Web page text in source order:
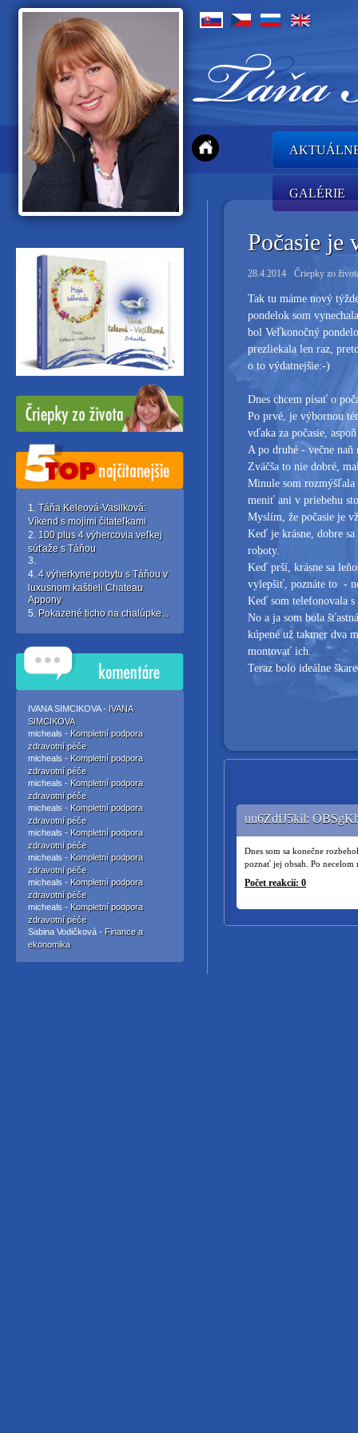
GALÉRIE
Táňa Keleová-Vasilková:
Víkend s mojimi čitateľkami
100 plus 4 výhercovia veľkej
súťaže s Táňou
4 výherkyne pobytu s Táňou v
luxusnom kaštieli Chateau
Appony
Pokazené ticho na chalúpke...
IVANA SIMCIKOVA - IVANA
SIMCIKOVA
micheals - Kompletní podpora
zdravotní péče
micheals - Kompletní podpora
zdravotní péče
micheals - Kompletní podpora
zdravotní péče
micheals - Kompletní podpora
zdravotní péče
micheals - Kompletní podpora
zdravotní péče
micheals - Kompletní podpora
zdravotní péče
micheals - Kompletní podpora
zdravotní péče
micheals - Kompletní podpora
zdravotní péče
Sabina Vodičková - Finance a
ekonomika
Počasie je
28.4.2014 Čriepky zo
Tak tu máme nový
pondelok som
bol Veľkonočný
prezliekala len raz,
o to výdatnejšie:-)
Dnes chcem písať o
Po prvé, je výbornou
vďaka za počasie,
A po druhé - večne
Zväčša to nie dobré,
Minule som rozmýšľala
meniť ani v priebehu
Myslím, že počasie je
Keď je krásne, dobre sa
roboty.
Keď prší, krásne sa
vylepšiť, poznáte to -
Keď som telefonovala
No a ja som bola
kúpené už takmer dva
montovať ich.
Teraz bolo ideálne
uu6ZdfJ5kil:
Dnes som sa konečne
poznať jej obsah. Po
Počet reakcií: 0